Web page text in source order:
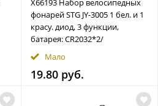
Х66193 Набор велосипедных
фонарей STG JY-3005 1 бел. и 1
краcy. диод, 3 функции,
батарея: CR2032*2/
Мало
19.80 руб.